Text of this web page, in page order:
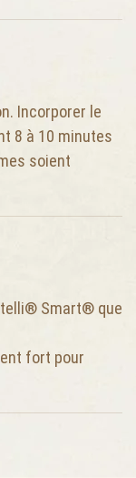
Incorporer le
8 à 10 minutes
soient
Smart® que
fort pour